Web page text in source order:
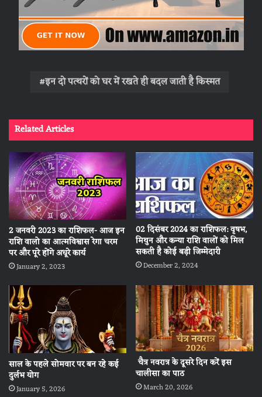
इन दो पत्थरों को घर में रखते ही बदल जाती है किस्मत
Related Articles
2 जनवरी 2023 का राशिफल- आज इन
राशि वालो का आत्मविश्वास रेगा चरम
पर और पूरे होंगे अधूरे कार्य
January 2, 2023
02 दिसंबर 2024 का राशिफल: वृषभ,
मिथुन और कन्या राशि वालों को मिल
सकती है कोई बड़ी जिम्मेदारी
December 2, 2024
साल के पहले सोमवार पर बन रहे कई
दुर्लभ योग
January 5, 2026
चैत्र नवरात्र के दूसरे दिन करें इस
चालीसा का पाठ
March 20, 2026